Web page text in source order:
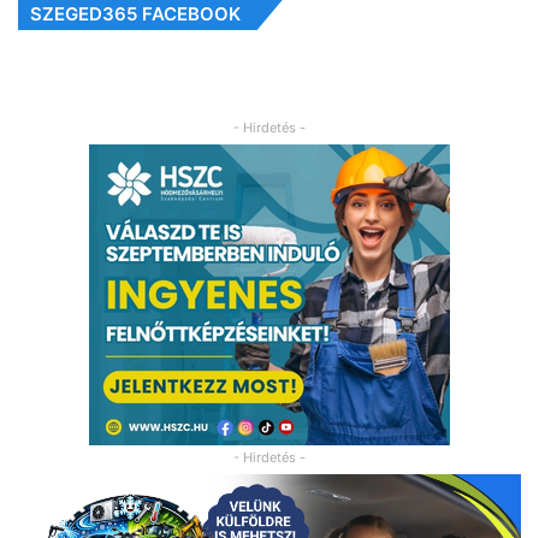
SZEGED365 FACEBOOK
- Hirdetés -
- Hirdetés -